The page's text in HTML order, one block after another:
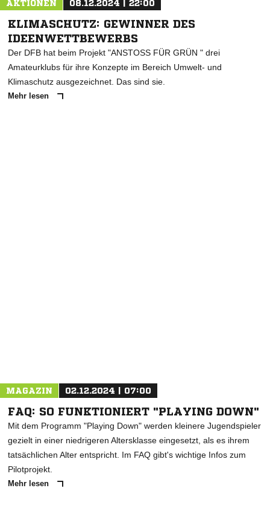
AKTIONEN 08.12.2024 | 22:00
KLIMASCHUTZ: GEWINNER DES
IDEENWETTBEWERBS
Der DFB hat beim Projekt "ANSTOSS FÜR GRÜN " drei
Amateurklubs für ihre Konzepte im Bereich Umwelt- und
Klimaschutz ausgezeichnet. Das sind sie.
Mehr lesen
MAGAZIN 02.12.2024 | 07:00
FAQ: SO FUNKTIONIERT "PLAYING DOWN"
Mit dem Programm "Playing Down" werden kleinere Jugendspieler
gezielt in einer niedrigeren Altersklasse eingesetzt, als es ihrem
tatsächlichen Alter entspricht. Im FAQ gibt's wichtige Infos zum
Pilotprojekt.
Mehr lesen